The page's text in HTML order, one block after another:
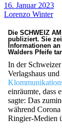
16. Januar 2023
Lorenzo Winter
Die SCHWEIZ
publiziert. Sie
Informationen
Walders Pfeife
In der
Verlagshaus
einräumte, dass
sagte: Das
während
Ringier-Medien